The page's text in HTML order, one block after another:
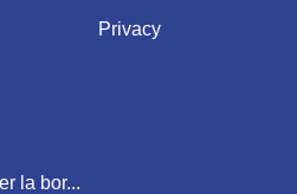
Privacy
la bor...